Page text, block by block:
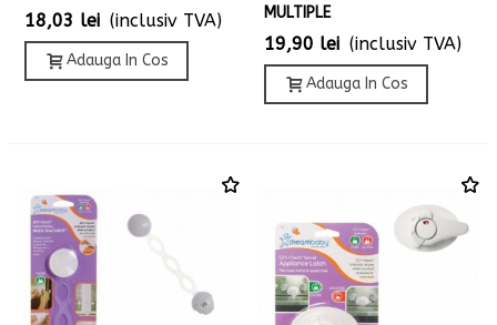
18,03 lei (inclusiv TVA)
Adauga In Cos
MULTIPLE
19,90 lei (inclusiv TVA)
Adauga In Cos